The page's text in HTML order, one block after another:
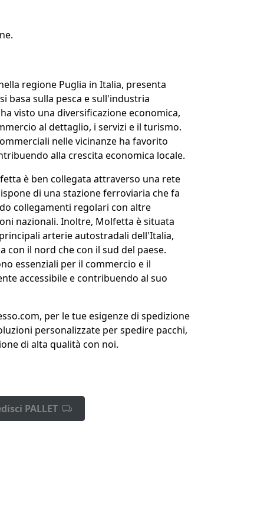
regione Puglia in Italia, presenta
basa sulla pesca e sull'industria
visto una diversificazione economica,
al dettaglio, i servizi e il turismo.
nelle vicinanze ha favorito
alla crescita economica locale.
è ben collegata attraverso una rete
di una stazione ferroviaria che fa
collegamenti regolari con altre
nazionali. Inoltre, Molfetta è situata
arterie autostradali dell'Italia,
con il nord che con il sud del paese.
essenziali per il commercio e il
accessibile e contribuendo al suo
per le tue esigenze di spedizione
personalizzate per spedire pacchi,
di alta qualità con noi.
PALLET